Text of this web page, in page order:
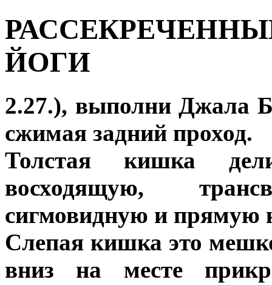
ЙОГИ
2.27.), выполни Джала
сжимая задний проход.
Толстая кишка
восходящую,
сигмовидную и прямую
Слепая кишка это
вниз на месте